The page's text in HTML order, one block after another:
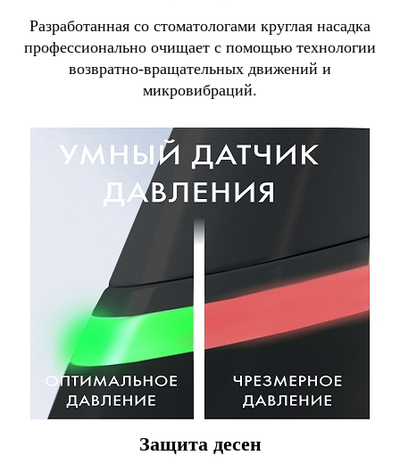
Разработанная со стоматологами круглая насадка
профессионально очищает с помощью технологии
возвратно-вращательных движений и
микровибраций.
Защита десен